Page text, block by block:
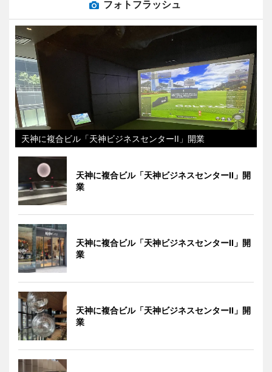
フォトフラッシュ
天神に複合ビル「天神ビジネスセンターII」開業
天神に複合ビル「天神ビジネスセンターII」開
業
天神に複合ビル「天神ビジネスセンターII」開
業
天神に複合ビル「天神ビジネスセンターII」開
業